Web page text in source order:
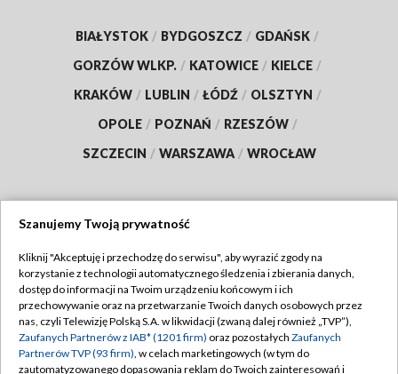
BIAŁYSTOK / BYDGOSZCZ / GDAŃSK /
GORZÓW WLKP. / KATOWICE / KIELCE /
KRAKÓW / LUBLIN / ŁÓDŹ / OLSZTYN /
OPOLE / POZNAŃ / RZESZÓW /
SZCZECIN / WARSZAWA / WROCŁAW
TVP
Abonament TVP
Emisja w TVP
Centrum informacji TVP
Regulamin TVP
Polityka prywatności
Moje zgody
Szanujemy Twoją prywatność
Kliknij "Akceptuję i przechodzę do serwisu", aby wyrazić zgody na
korzystanie z technologii automatycznego śledzenia i zbierania danych,
dostęp do informacji na Twoim urządzeniu końcowym i ich
przechowywanie oraz na przetwarzanie Twoich danych osobowych przez
nas, czyli Telewizję Polską S.A. w likwidacji (zwaną dalej również „TVP”),
Zaufanych Partnerów z IAB* (1201 firm) oraz pozostałych Zaufanych
Partnerów TVP (93 firm), w celach marketingowych (w tym do
zautomatyzowanego dopasowania reklam do Twoich zainteresowań i